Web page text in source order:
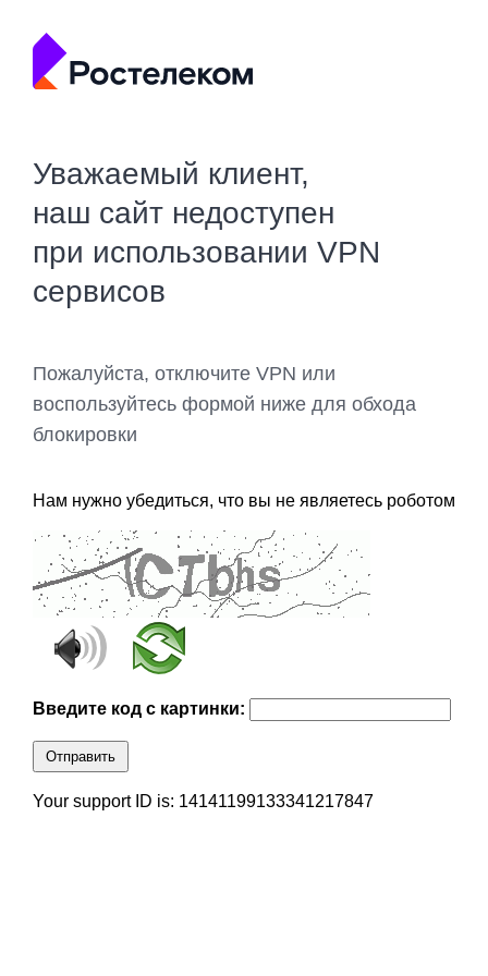
Уважаемый клиент,
наш сайт недоступен
при использовании VPN
сервисов
Пожалуйста, отключите VPN или
воспользуйтесь формой ниже для обхода
блокировки
Нам нужно убедиться, что вы не являетесь роботом
Введите код с картинки:
Отправить
Your support ID is: 14141199133341217847